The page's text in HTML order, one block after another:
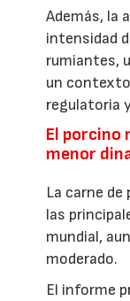
Además, la
intensidad
rumiantes,
un
regulatoria
El porcino
menor
La carne
las
mundial,
moderado.
El informe